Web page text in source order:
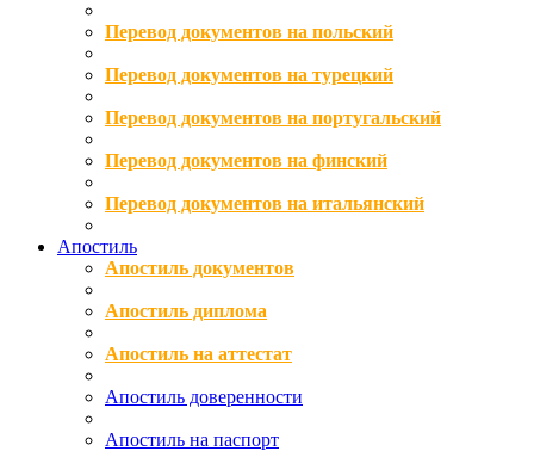
Перевод документов на польский
Перевод документов на турецкий
Перевод документов на португальский
Перевод документов на финский
Перевод документов на итальянский
Апостиль
Апостиль документов
Апостиль диплома
Апостиль на аттестат
Апостиль доверенности
Апостиль на паспорт